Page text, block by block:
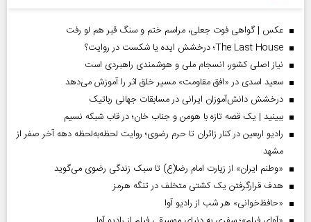
عکس | گواهی فوت جعلی، مراسم ختم و سنگ قبر هم لو رفت
The Last House؛ درخشش ایده یا شکست در روایت؟
نیاز اصلی کشور، انسجام ملی و هوشمندی راهبردی است
سعید اسدی در «افق مقاومت» مسیر خلق اثر را آموزش می‌دهد
درخشش دانش‌آموزان ایرانی در مسابقات جهانی رباتیک
ببینید | یک قصه تازه با هومن و جناب‌ خان؛ در قاب شبکه نسیم
رادیو اربعین در کنار زائران تا حرم رضوی؛ روایت لحظه‌به‌لحظه دهه آخر صفر از
مشهد
«وطنم ایران» از زیارت امام رضا(ع) تا سبک زندگی رضوی می‌گوید
هدف قرارگرفتن یک کشتی متخلف در تنگه هرمز
«حافظ‌خوانی» هر شب از رادیو آوا